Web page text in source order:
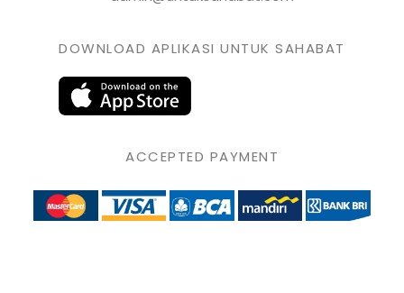
DOWNLOAD APLIKASI UNTUK SAHABAT
ACCEPTED PAYMENT